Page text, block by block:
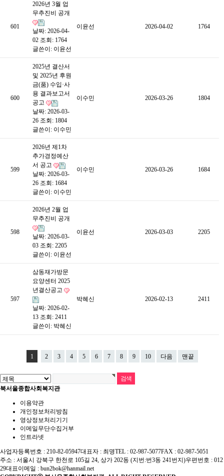
601
2026년 3월 업
무추진비 공개
날짜: 2026-04-
02 조회: 1764
글쓴이: 이윤선
이윤선 2026-04-02 1764
600
2025년 결산서
및 2025년 후원
금(품) 수입·사
용 결과보고서
공고
날짜: 2026-03-
26 조회: 1804
글쓴이: 이수민
이수민 2026-03-26 1804
599
2026년 제1차
추가경정예산
서 공고
날짜: 2026-03-
26 조회: 1684
글쓴이: 이수민
이수민 2026-03-26 1684
598
2026년 2월 업
무추진비 공개
날짜: 2026-03-
03 조회: 2205
글쓴이: 이윤선
이윤선 2026-03-03 2205
597
삼동재가방문
요양센터 2025
년결산공고
날짜: 2026-02-
13 조회: 2411
글쓴이: 박혜신
박혜신 2026-02-13 2411
1 2 3 4 5 6 7 8 9 10 다음 맨끝
북서울종합사회복지관
이용약관
개인정보처리방침
영상정보처리기기
이메일무단수집거부
인트라넷
사업자등록번호 : 210-82-05947대표자 : 최명TEL : 02-987-5077FAX : 02-987-5051
주소 : 서울시 강북구 한천로 105길 24, 상가 202동 (지번:번3동 241번지)우편번호 : 012
29대표이메일 : bun2bok@hanmail.net